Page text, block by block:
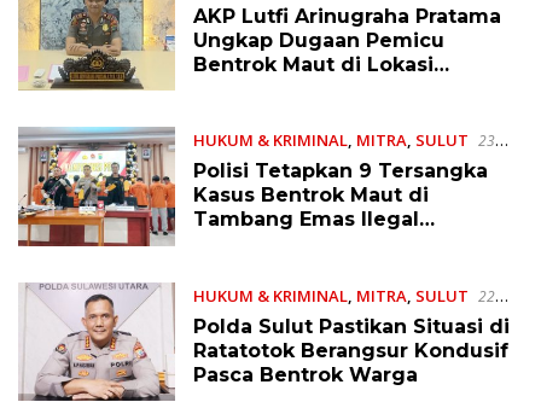
2025
AKP Lutfi Arinugraha Pratama
Ungkap Dugaan Pemicu
Bentrok Maut di Lokasi
HUKUM & KRIMINAL, MITRA, SULUT 23
Desember 2025
Polisi Tetapkan 9 Tersangka
Kasus Bentrok Maut di
Tambang Emas Ilegal
HUKUM & KRIMINAL, MITRA, SULUT 22
Desember 2025
Polda Sulut Pastikan Situasi di
Ratatotok Berangsur Kondusif
Pasca Bentrok Warga